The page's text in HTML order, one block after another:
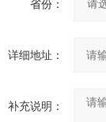
省份：
详细地址：
补充说明：